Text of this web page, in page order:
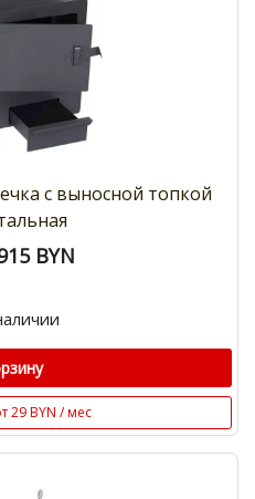
с выносной топкой
BYN
29 BYN / мес